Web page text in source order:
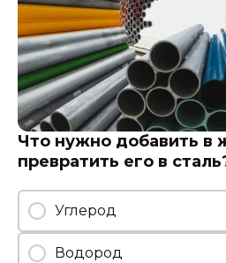
Что нужно добавить в
превратить его в
Углерод
Водород